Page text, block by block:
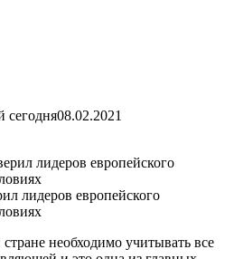
сегодня08.02.2021
лидеров европейского
необходимо учитывать все